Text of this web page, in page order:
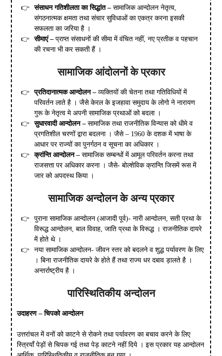
संसाधन गतिशीलता का सिद्धांत –सामाजिक आन्दोलन नेतृत्व,
संगठनात्मक क्षमता तथा संचार सुविधाओं का एकत्र करना इसकी
सफलता का जरिया है ।
सीमाएं – प्राप्त संसाधनों की सीमा में वंचित नहीं, नए प्रतीक व पहचान
की रचना भी कर सकती हैं ।
सामाजिक आंदोलनों के प्रकार
प्रतिदानात्मक आन्दोलन – व्यक्तियों की चेतना तथा गतिविधियों में
परिवर्तन लाते है । जैसे केरल के इजहावा समुदाय के लोगो ने नारायण
गुरू के नेतृत्व मे अपनी सामाजिक प्रथाओं को बदला ।
सुधारवादी आन्दोलन – सामाजिक तथा राजनीतिक विन्यास को धीमे व
प्रगतिशील चरणों द्वारा बदलना । जैसे – 1960 के दशक में भाषा के
आधार पर राज्यों का पुनर्गठन व सूचना का अधिकार ।
क्रांन्ति आन्दोलन – सामाजिक सम्बन्धों में आमूल परिवर्तन करना तथा
राजसत्ता पर अधिकार करना । जैसे- बोल्शेविक क्रान्ति जिसमें रूस में
जार को अपदस्थ किया ।
सामाजिक अन्दोलन के अन्य प्रकार
पुराना सामाजिक आन्दोलन (आजादी पूर्व)- नारी आन्दोलन, सती प्रथा के
विरूद्ध आन्दोलन, बाल विवाह, जाति प्रथा के विरूद्ध । राजनीतिक दायरे
में होते थे ।
नया सामाजिक आन्दोलन- जीवन स्तर को बदलने व शुद्ध पर्यावरण के लिए
। बिना राजनीतिक दायरे के होते हैं तथा राज्य धर दबाव ड़ालते है ।
अन्तर्राष्ट्रीय है ।
पारिस्थितिकीय अन्दोलन
उदाहरण – चिपको आन्दोलन
उत्तरांचल में वनों को काटने से रोकने तथा पर्यावरण का बचाव करने के लिए
स्त्रियाँ पेड़ों से चिपक गई तथा पेड़ काटने नहीं दिये । इस प्रकार यह आन्दोलन